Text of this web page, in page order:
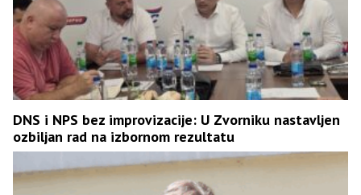
DNS i NPS bez improvizacije: U Zvorniku nastavljen
ozbiljan rad na izbornom rezultatu